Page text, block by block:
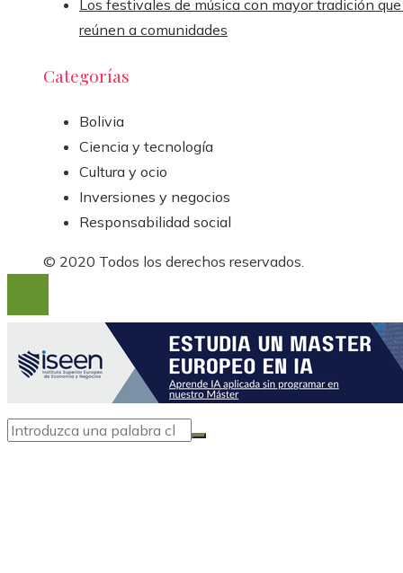
Los festivales de música con mayor tradición
reúnen a comunidades
Categorías
Bolivia
Ciencia y tecnología
Cultura y ocio
Inversiones y negocios
Responsabilidad social
© 2020 Todos los derechos reservados.